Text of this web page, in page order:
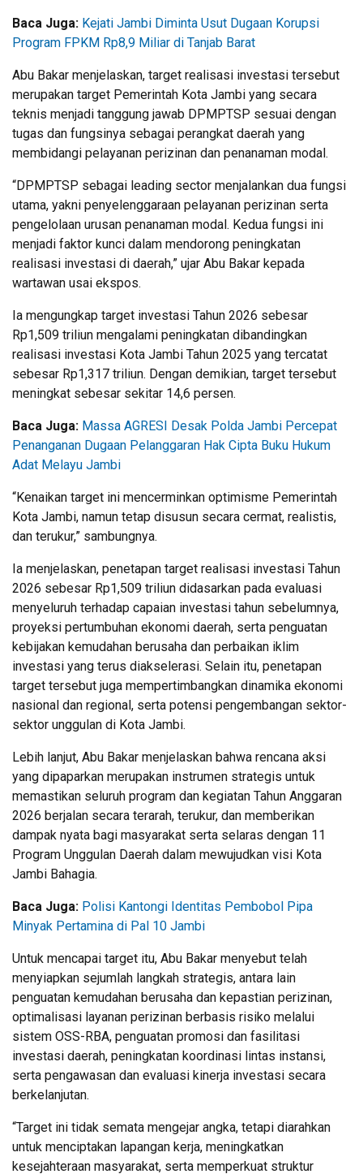
Baca Juga: Kejati Jambi Diminta Usut Dugaan Korupsi
Program FPKM Rp8,9 Miliar di Tanjab Barat
Abu Bakar menjelaskan, target realisasi investasi tersebut
merupakan target Pemerintah Kota Jambi yang secara
teknis menjadi tanggung jawab DPMPTSP sesuai dengan
tugas dan fungsinya sebagai perangkat daerah yang
membidangi pelayanan perizinan dan penanaman modal.
“DPMPTSP sebagai leading sector menjalankan dua fungsi
utama, yakni penyelenggaraan pelayanan perizinan serta
pengelolaan urusan penanaman modal. Kedua fungsi ini
menjadi faktor kunci dalam mendorong peningkatan
realisasi investasi di daerah,” ujar Abu Bakar kepada
wartawan usai ekspos.
Ia mengungkap target investasi Tahun 2026 sebesar
Rp1,509 triliun mengalami peningkatan dibandingkan
realisasi investasi Kota Jambi Tahun 2025 yang tercatat
sebesar Rp1,317 triliun. Dengan demikian, target tersebut
meningkat sebesar sekitar 14,6 persen.
Baca Juga: Massa AGRESI Desak Polda Jambi Percepat
Penanganan Dugaan Pelanggaran Hak Cipta Buku Hukum
Adat Melayu Jambi
“Kenaikan target ini mencerminkan optimisme Pemerintah
Kota Jambi, namun tetap disusun secara cermat, realistis,
dan terukur,” sambungnya.
Ia menjelaskan, penetapan target realisasi investasi Tahun
2026 sebesar Rp1,509 triliun didasarkan pada evaluasi
menyeluruh terhadap capaian investasi tahun sebelumnya,
proyeksi pertumbuhan ekonomi daerah, serta penguatan
kebijakan kemudahan berusaha dan perbaikan iklim
investasi yang terus diakselerasi. Selain itu, penetapan
target tersebut juga mempertimbangkan dinamika ekonomi
nasional dan regional, serta potensi pengembangan sektor-
sektor unggulan di Kota Jambi.
Lebih lanjut, Abu Bakar menjelaskan bahwa rencana aksi
yang dipaparkan merupakan instrumen strategis untuk
memastikan seluruh program dan kegiatan Tahun Anggaran
2026 berjalan secara terarah, terukur, dan memberikan
dampak nyata bagi masyarakat serta selaras dengan 11
Program Unggulan Daerah dalam mewujudkan visi Kota
Jambi Bahagia.
Baca Juga: Polisi Kantongi Identitas Pembobol Pipa
Minyak Pertamina di Pal 10 Jambi
Untuk mencapai target itu, Abu Bakar menyebut telah
menyiapkan sejumlah langkah strategis, antara lain
penguatan kemudahan berusaha dan kepastian perizinan,
optimalisasi layanan perizinan berbasis risiko melalui
sistem OSS-RBA, penguatan promosi dan fasilitasi
investasi daerah, peningkatan koordinasi lintas instansi,
serta pengawasan dan evaluasi kinerja investasi secara
berkelanjutan.
“Target ini tidak semata mengejar angka, tetapi diarahkan
untuk menciptakan lapangan kerja, meningkatkan
kesejahteraan masyarakat, serta memperkuat struktur